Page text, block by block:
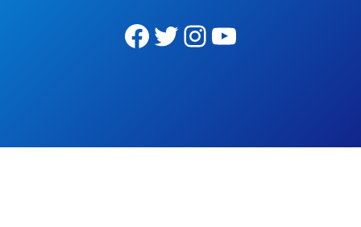
Facebook Twitter Instagram YouTube